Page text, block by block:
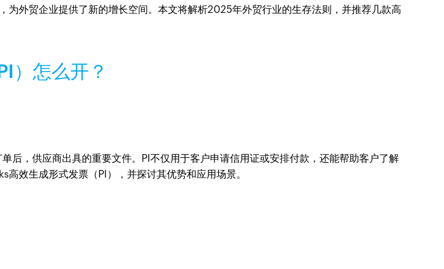
为外贸企业提供了新的增长空间。本文将解析2025年外贸行业的生存法则，并推荐几款高
）怎么开？
后，供应商出具的重要文件。PI不仅用于客户申请信用证或安排付款，还能帮助客户了解
效生成形式发票（PI），并探讨其优势和应用场景。